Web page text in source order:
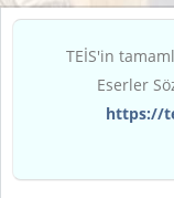
TEİS'in
Eserler
https://